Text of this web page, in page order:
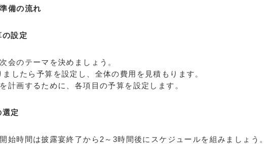
備の流れ
設定
会のテーマを決めましょう。
ましたら予算を設定し、全体の費用を見積もります。
計画するために、各項目の予算を設定します。
定
始時間は披露宴終了から2～3時間後にスケジュールを組みましょう。